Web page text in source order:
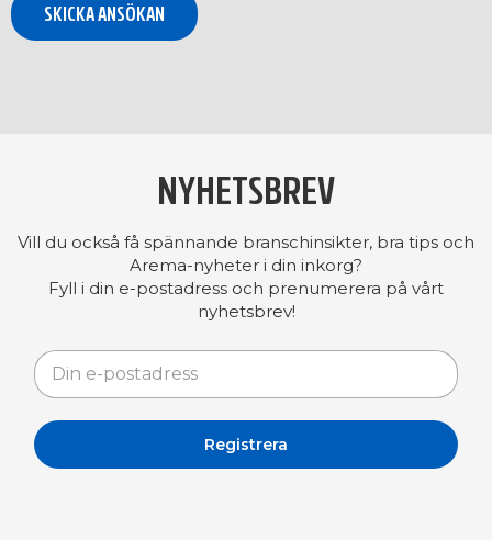
NYHETSBREV
Vill du också få spännande branschinsikter, bra tips och
Arema-nyheter i din inkorg?
Fyll i din e-postadress och prenumerera på vårt
nyhetsbrev!